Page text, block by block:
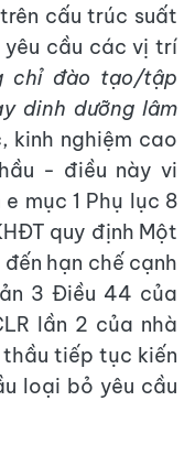
cấu trúc suất
yêu cầu các vị trí
chỉ đào tạo/tập
dinh dưỡng lâm
kinh nghiệm cao
- điều này vi
mục 1 Phụ lục 8
quy định Một
hạn chế cạnh
3 Điều 44 của
lần 2 của nhà
tiếp tục kiến
loại bỏ yêu cầu